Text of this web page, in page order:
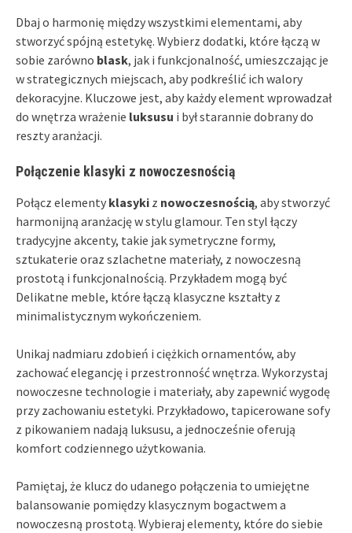
Dbaj o harmonię między wszystkimi elementami, aby
stworzyć spójną estetykę. Wybierz dodatki, które łączą w
sobie zarówno blask, jak i funkcjonalność, umieszczając je
w strategicznych miejscach, aby podkreślić ich walory
dekoracyjne. Kluczowe jest, aby każdy element wprowadzał
do wnętrza wrażenie luksusu i był starannie dobrany do
reszty aranżacji.
Połączenie klasyki z nowoczesnością
Połącz elementy klasyki z nowoczesnością, aby stworzyć
harmonijną aranżację w stylu glamour. Ten styl łączy
tradycyjne akcenty, takie jak symetryczne formy,
sztukaterie oraz szlachetne materiały, z nowoczesną
prostotą i funkcjonalnością. Przykładem mogą być
Delikatne meble, które łączą klasyczne kształty z
minimalistycznym wykończeniem.
Unikaj nadmiaru zdobień i ciężkich ornamentów, aby
zachować elegancję i przestronność wnętrza. Wykorzystaj
nowoczesne technologie i materiały, aby zapewnić wygodę
przy zachowaniu estetyki. Przykładowo, tapicerowane sofy
z pikowaniem nadają luksusu, a jednocześnie oferują
komfort codziennego użytkowania.
Pamiętaj, że klucz do udanego połączenia to umiejętne
balansowanie pomiędzy klasycznym bogactwem a
nowoczesną prostotą. Wybieraj elementy, które do siebie